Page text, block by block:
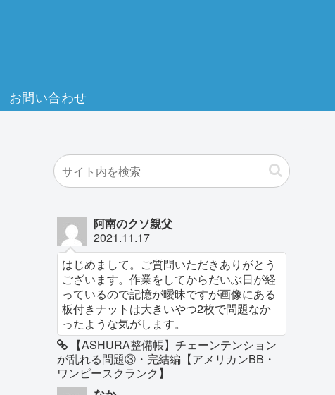
お問い合わせ
阿南のクソ親父
2021.11.17
はじめまして。ご質問いただきありがとう
ございます。作業をしてからだいぶ日が経
っているので記憶が曖昧ですが画像にある
板付きナットは大きいやつ2枚で問題なか
ったような気がします。
【ASHURA整備帳】チェーンテンション
が乱れる問題③・完結編【アメリカンBB・
ワンピースクランク】